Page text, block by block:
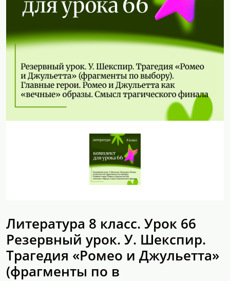
Литература 8 класс. Урок 66
Резервный урок. У. Шекспир.
Трагедия «Ромео и Джульетта»
(фрагменты по в